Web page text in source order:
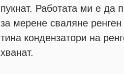
пукнат. Работата ми е да
за мерене сваляне
тина кондензатори на
хванат.